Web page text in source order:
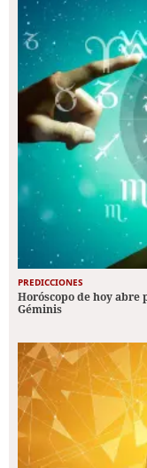
PREDICCIONES
Horóscopo de hoy abre
Géminis